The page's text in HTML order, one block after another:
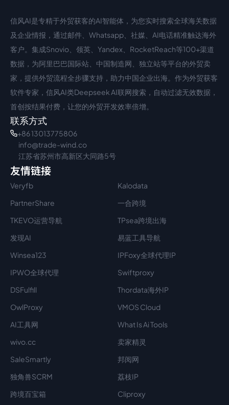
中文入口
信风AI是专精于外贸获客的AI智能体，为您实时搜索全球海关数据
及企业情报，通过邮件、Whatsapp、社媒、AI电话精准触达海外
客户。集成Snovio、领英、Yandex、RocketReach等100+渠道
数据，为阿里巴巴国际站、中国制造网、独立站等平台的外贸卖
家，提供外贸流程全步骤支持，助力中国企业出海。作为外贸获客
软件专家，信风AI类Deepseek AI联网搜索，自动过滤无效数据，
首创按结果付费，让您的外贸开发效率倍增。
联系方式
+86 13013775806
info@trade-wind.co
江苏省苏州市高新区大同路5号
友情链接
Veryfb
Kalodata
PartnerShare
一合跨境
TKEVO运营导航
TPsea跨境出海
发现AI
易蓝工具导航
Winsea123
IPFoxy全球代理IP
IPWO全球代理
Swiftproxy
DSFulfill
Thordata海外IP
OwlProxy
VMOS Cloud
AI工具网
What Is Ai Tools
wivo.cc
卖家精灵
SaleSmartly
邦阅网
独角兽SCRM
荔枝IP
跨境百宝箱
Cliproxy